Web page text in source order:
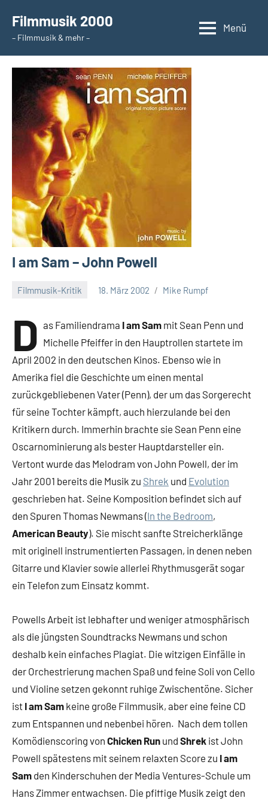
Inhalt
springen
Filmmusik 2000
– Filmmusik & mehr –
Menü
I am Sam – John Powell
Filmmusik-Kritik 18. März 2002 Mike Rumpf
D as Familiendrama I am Sam mit Sean Penn und
Michelle Pfeiffer in den Hauptrollen startete im
April 2002 in den deutschen Kinos. Ebenso wie in
Amerika fiel die Geschichte um einen mental
zurückgebliebenen Vater (Penn), der um das Sorgerecht
für seine Tochter kämpft, auch hierzulande bei den
Kritikern durch. Immerhin brachte sie Sean Penn eine
Oscarnominierung als bester Hauptdarsteller ein.
Vertont wurde das Melodram von John Powell, der im
Jahr 2001 bereits die Musik zu Shrek und Evolution
geschrieben hat. Seine Komposition befindet sich auf
den Spuren Thomas Newmans (In the Bedroom,
American Beauty). Sie mischt sanfte Streicherklänge
mit originell instrumentierten Passagen, in denen neben
Gitarre und Klavier sowie allerlei Rhythmusgerät sogar
ein Telefon zum Einsatz kommt.
Powells Arbeit ist lebhafter und weniger atmosphärisch
als die jüngsten Soundtracks Newmans und schon
deshalb kein einfaches Plagiat. Die witzigen Einfälle in
der Orchestrierung machen Spaß und feine Soli von Cello
und Violine setzen gekonnt ruhige Zwischentöne. Sicher
ist I am Sam keine große Filmmusik, aber eine feine CD
zum Entspannen und nebenbei hören. Nach dem tollen
Komödienscoring von Chicken Run und Shrek ist John
Powell spätestens mit seinem relaxten Score zu I am
Sam den Kinderschuhen der Media Ventures-Schule um
Hans Zimmer entwachsen. Die pfiffige Musik zeigt den